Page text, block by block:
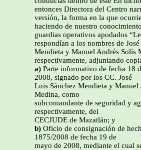
entonces Directora del Centro
versión, la forma en la que
haciendo de nuestro
guardias operativos apodados
respondían a los nombres de
Mendieta y Manuel Andrés Solís
respectivamente, adjuntando
a) Parte informativo de fecha 18
2008, signado por los CC. José
Luis Sánchez Mendieta y Manuel
Medina, como
subcomandante de seguridad y
respectivamente, del
CECJUDE de Mazatlán; y
b) Oficio de consignación de
1875/2008 de fecha 19 de
mayo de 2008, mediante el cual